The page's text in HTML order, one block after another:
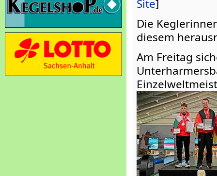
Site]
Die
diesem
Am Freitag